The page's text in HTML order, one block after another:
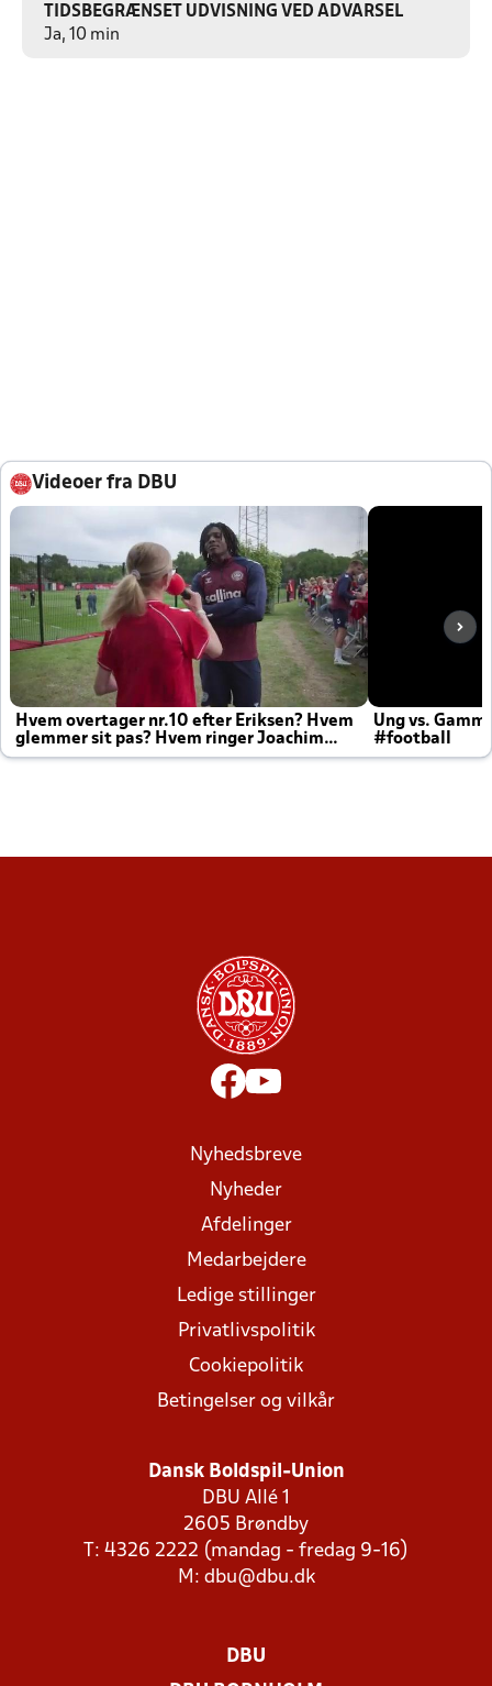
TIDSBEGRÆNSET UDVISNING VED ADVARSEL
Ja, 10 min
Videoer fra DBU
Hvem overtager nr.10 efter Eriksen? Hvem
glemmer sit pas? Hvem ringer Joachim
altid til efter kampe?
Ung vs.
#football
Nyhedsbreve
Nyheder
Afdelinger
Medarbejdere
Ledige stillinger
Privatlivspolitik
Cookiepolitik
Betingelser og vilkår
Dansk Boldspil-Union
DBU Allé 1
2605 Brøndby
T: 4326 2222 (mandag - fredag 9-16)
M: dbu@dbu.dk
DBU